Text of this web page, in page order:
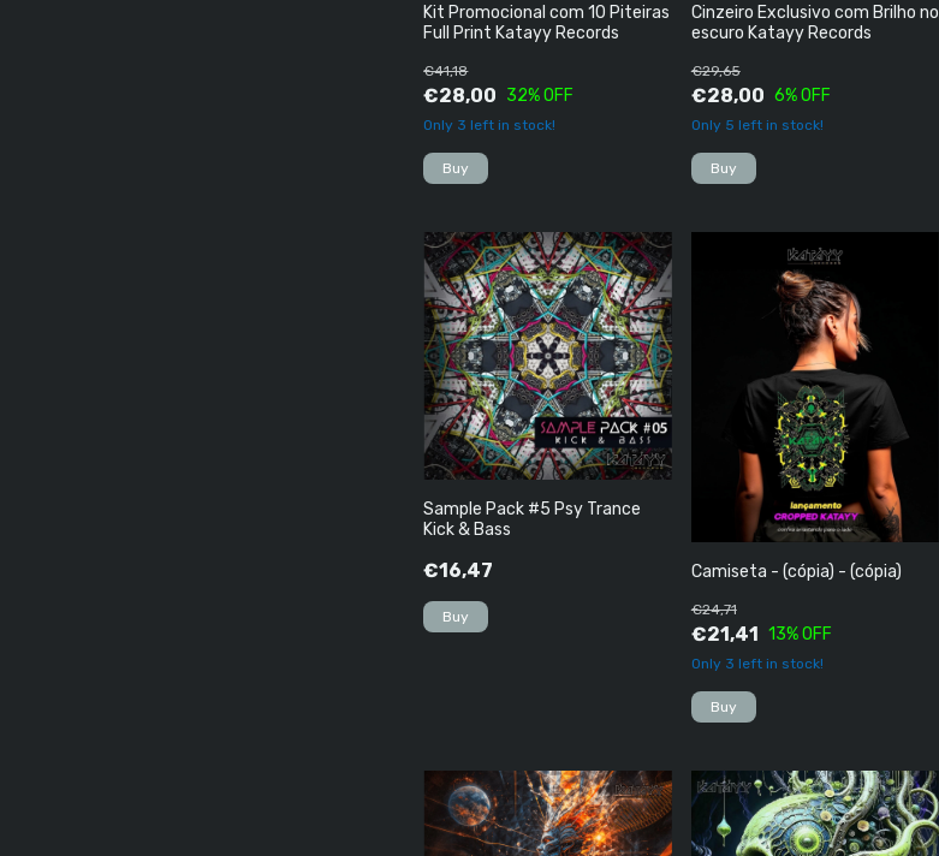
Kit Promocional com 10 Piteiras
Full Print Katayy Records
€28,00
€41,18
32% OFF
Only 3 left in stock!
Cinzeiro Exclusivo com Brilho no
escuro Katayy Records
€28,00
€29,65
6% OFF
Only 5 left in stock!
Sample Pack #5 Psy Trance
Kick & Bass
€16,47 Camiseta - (cópia) - (cópia)
€21,41
€24,71
13% OFF
Only 3 left in stock!
Buy